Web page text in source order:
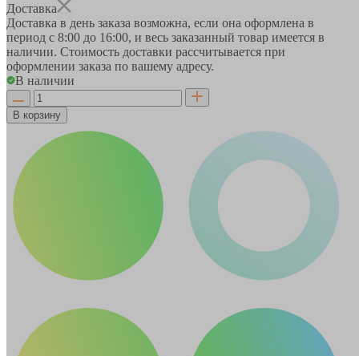
Доставка
Доставка в день заказа возможна, если она оформлена в
период с 8:00 до 16:00, и весь заказанный товар имеется в
наличии. Стоимость доставки рассчитывается при
оформлении заказа по вашему адресу.
В наличии
В корзину